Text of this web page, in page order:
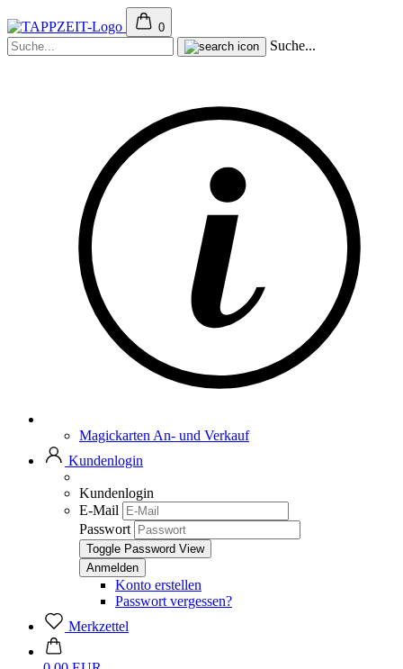
0
Suche...
Magickarten An- und Verkauf
Kundenlogin
Kundenlogin
E-Mail
Passwort
Toggle Password View
Konto erstellen
Passwort vergessen?
Merkzettel